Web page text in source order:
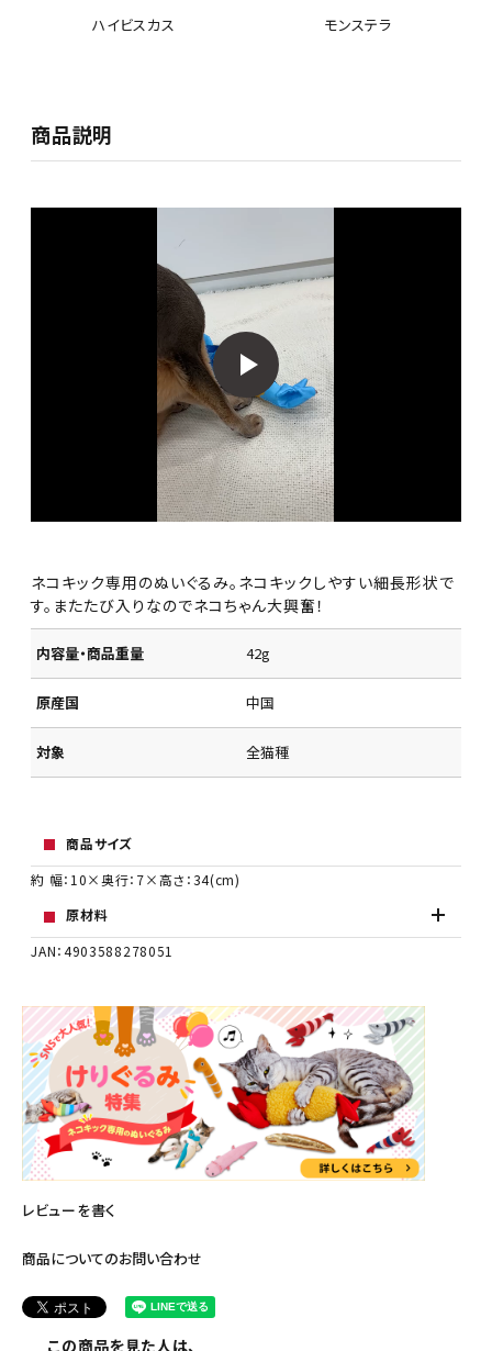
ハイビスカス モンステラ
商品説明
ネコキック専用のぬいぐるみ。ネコキックしやすい細長形状で
す。またたび入りなのでネコちゃん大興奮！
内容量・商品重量 42g
原産国 中国
対象 全猫種
商品サイズ
約 幅：10×奥行：7×高さ：34(cm)
原材料
JAN：4903588278051
レビューを書く
商品についてのお問い合わせ
この商品を見た人は、